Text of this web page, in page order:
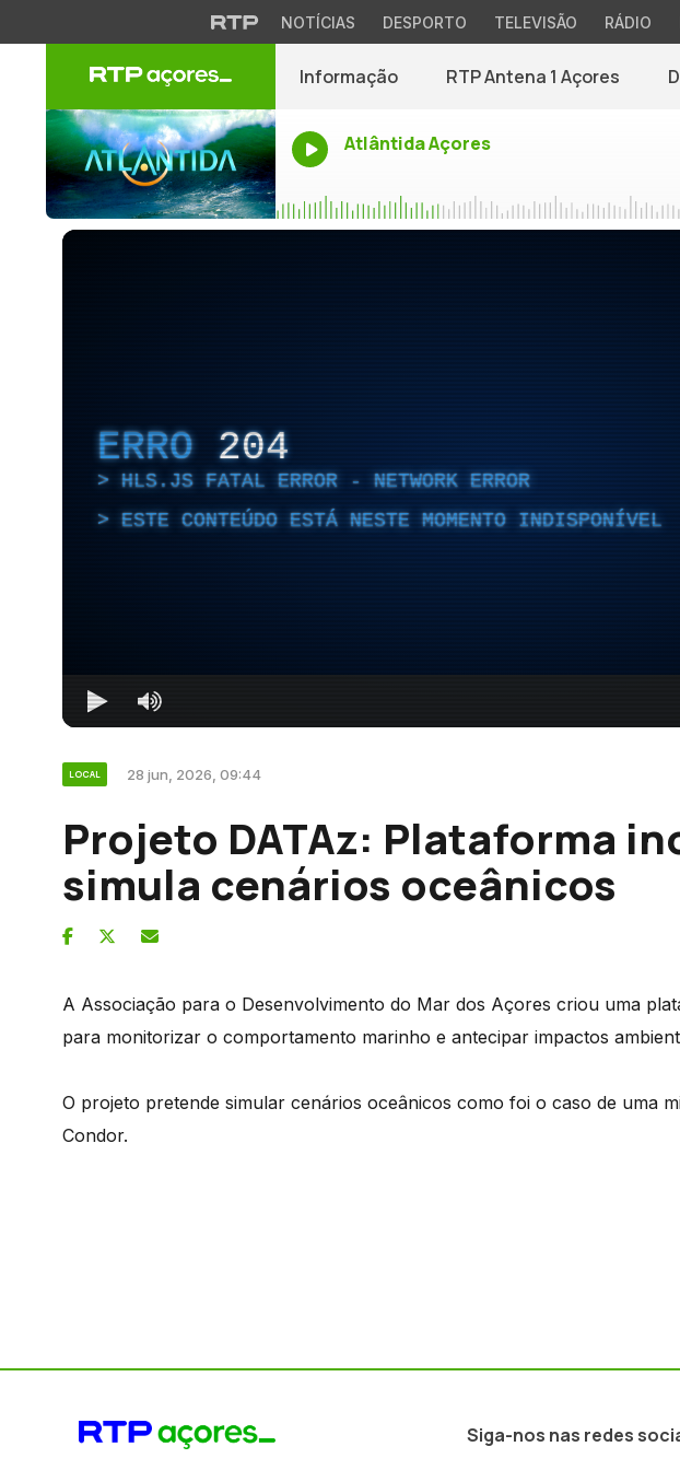
NOTÍCIAS DESPORTO TELEVISÃO RÁDIO
Informação RTP Antena 1 Açores
Atlântida Açores
ERRO 204
HLS.JS FATAL ERROR - NETWORK ERROR
ESTE CONTEÚDO ESTÁ NESTE MOMENTO INDISPONÍVEL
LOCAL 28 jun, 2026, 09:44
Projeto DATAz: Plataforma
simula cenários oceânicos
A Associação para o Desenvolvimento do Mar dos Açores criou uma
para monitorizar o comportamento marinho e antecipar impactos
O projeto pretende simular cenários oceânicos como foi o caso de uma
Condor.
Siga-nos nas redes